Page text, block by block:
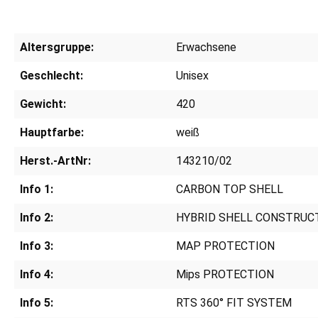
Altersgruppe: Erwachsene
Geschlecht: Unisex
Gewicht: 420
Hauptfarbe: weiß
Herst.-ArtNr: 143210/02
Info 1: CARBON TOP SHELL
Info 2: HYBRID SHELL
Info 3: MAP PROTECTION
Info 4: Mips PROTECTION
Info 5: RTS 360° FIT SYSTEM